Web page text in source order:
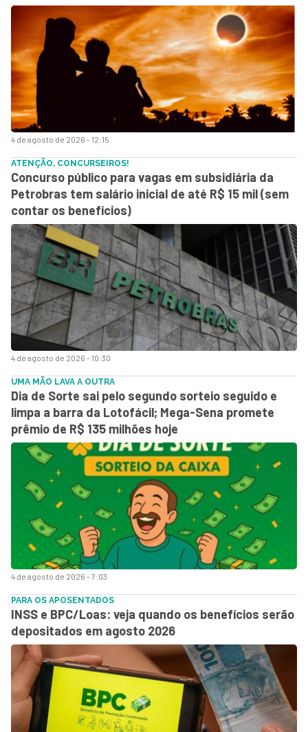
4 de agosto de 2026 - 12:15
4 de agosto de 2026 - 10:30
ATENÇÃO, CONCURSEIROS!
Concurso público para vagas em subsidiária da
Petrobras tem salário inicial de até R$ 15 mil (sem
contar os benefícios)
4 de agosto de 2026 - 7:03
UMA MÃO LAVA A OUTRA
Dia de Sorte sai pelo segundo sorteio seguido e
limpa a barra da Lotofácil; Mega-Sena promete
prêmio de R$ 135 milhões hoje
PARA OS APOSENTADOS
INSS e BPC/Loas: veja quando os benefícios serão
depositados em agosto 2026